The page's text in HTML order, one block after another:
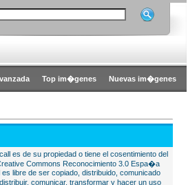
Top im�genes Nuevas im�genes
es de su propiedad o tiene el cosentimiento del
Commons Reconocimiento 3.0 Espa�a
libre de ser copiado, distribuido, comunicado
comunicar, transformar y hacer un uso